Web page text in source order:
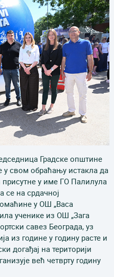
Градске општине
у свом обраћању истакла да
присутне у име ГО Палилула
се на срдачној
у ОШ „Васа
ученике из ОШ „Зага
савез Београда, уз
из године у годину расте и
догађај на територији
већ четврту годину